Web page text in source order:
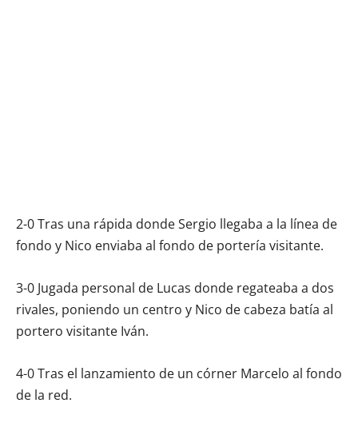
2-0 Tras una rápida donde Sergio llegaba a la línea de
fondo y Nico enviaba al fondo de portería visitante.
3-0 Jugada personal de Lucas donde regateaba a dos
rivales, poniendo un centro y Nico de cabeza batía al
portero visitante Iván.
4-0 Tras el lanzamiento de un córner Marcelo al fondo
de la red.